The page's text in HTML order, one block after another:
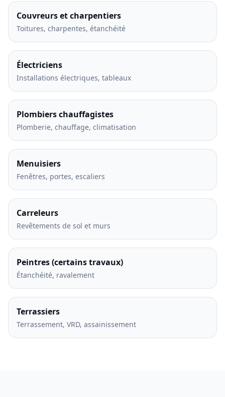
Couvreurs et charpentiers
Toitures, charpentes, étanchéité
Électriciens
Installations électriques, tableaux
Plombiers chauffagistes
Plomberie, chauffage, climatisation
Menuisiers
Fenêtres, portes, escaliers
Carreleurs
Revêtements de sol et murs
Peintres (certains travaux)
Étanchéité, ravalement
Terrassiers
Terrassement, VRD, assainissement